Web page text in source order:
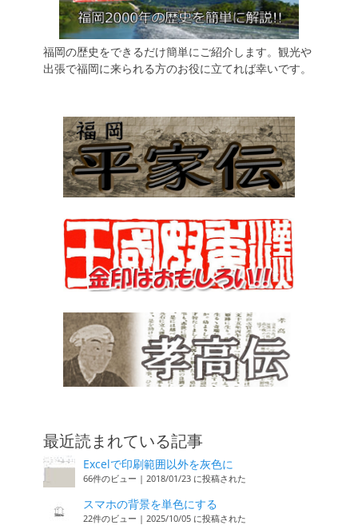
福岡の歴史をできるだけ簡単にご紹介します。観光や
出張で福岡に来られる方のお役に立てれば幸いです。
最近読まれている記事
Excelで印刷範囲以外を灰色に
66件のビュー | 2018/01/23 に投稿された
スマホの背景を単色にする
22件のビュー | 2025/10/05 に投稿された